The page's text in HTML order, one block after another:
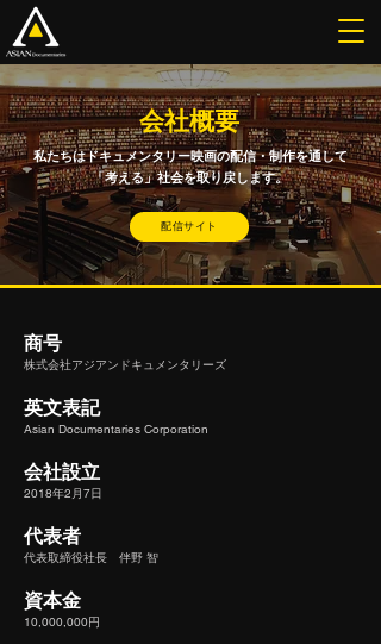
会社概要
私たちはドキュメンタリー映画の配信・制作を通して
「考える」社会を取り戻します。
配信サイト
商号
株式会社アジアンドキュメンタリーズ
英文表記
Asian Documentaries Corporation
会社設立
2018年2月7日
代表者
代表取締役社長 伴野 智
資本金
10,000,000円